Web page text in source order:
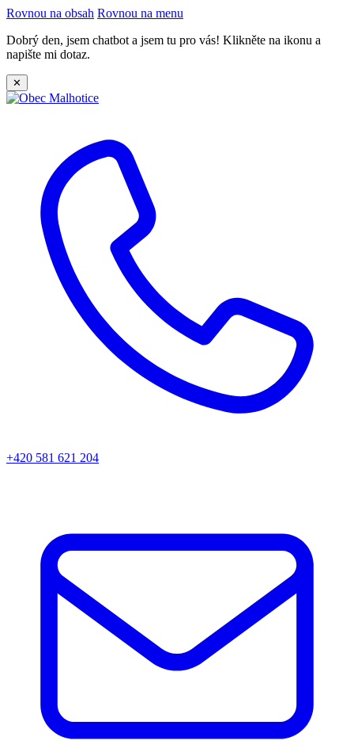
Rovnou na obsah Rovnou na menu
Dobrý den, jsem chatbot a jsem tu pro vás! Klikněte na ikonu a
napište mi dotaz.
✕
+420 581 621 204